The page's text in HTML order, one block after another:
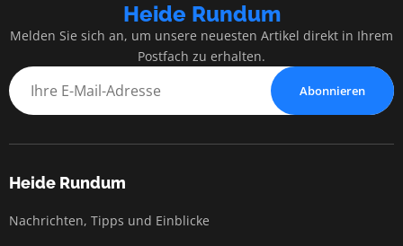
Heide Rundum
Melden Sie sich an, um unsere neuesten Artikel direkt in Ihrem
Postfach zu erhalten.
Abonnieren
Heide Rundum
Nachrichten, Tipps und Einblicke